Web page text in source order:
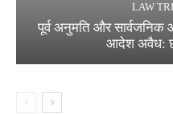
LAW
पूर्व अनुमति और
आदेश अवैध: